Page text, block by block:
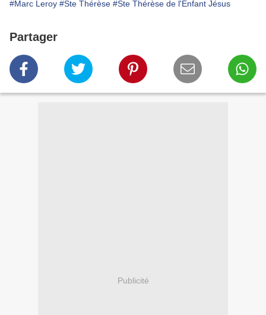
#Marc Leroy #Ste Thérèse #Ste Thérèse de l'Enfant Jésus
Partager
Publicité